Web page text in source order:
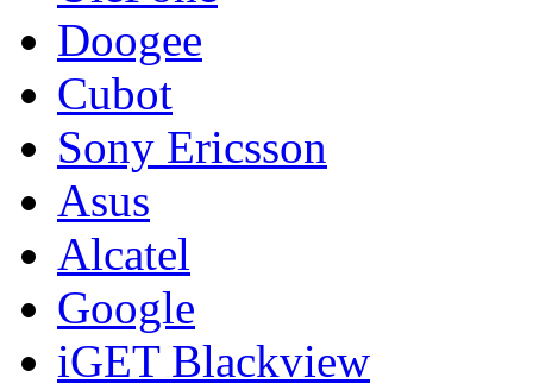
Doogee
Cubot
Sony Ericsson
Asus
Alcatel
Google
iGET Blackview